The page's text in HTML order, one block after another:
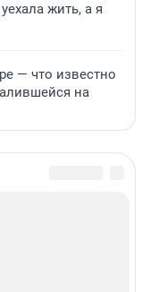
жить, а я
— что известно
на